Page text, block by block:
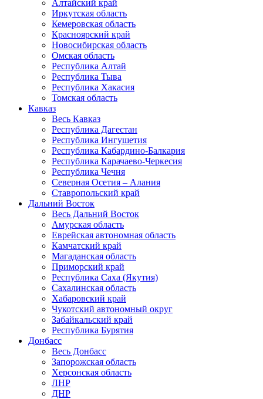
Алтайский край
Иркутская область
Кемеровская область
Красноярский край
Новосибирская область
Омская область
Республика Алтай
Республика Тыва
Республика Хакасия
Томская область
Кавказ
Весь Кавказ
Республика Дагестан
Республика Ингушетия
Республика Кабардино-Балкария
Республика Карачаево-Черкесия
Республика Чечня
Северная Осетия – Алания
Ставропольский край
Дальний Восток
Весь Дальний Восток
Амурская область
Еврейская автономная область
Камчатский край
Магаданская область
Приморский край
Республика Саха (Якутия)
Сахалинская область
Хабаровский край
Чукотский автономный округ
Забайкальский край
Республика Бурятия
Донбасс
Весь Донбасс
Запорожская область
Херсонская область
ЛНР
ДНР